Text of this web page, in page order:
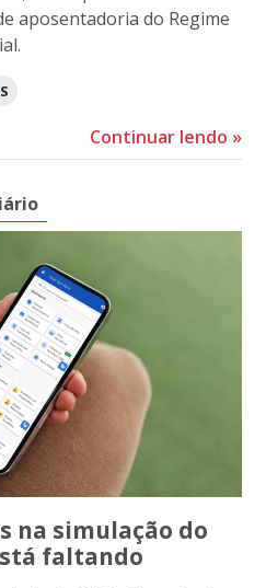
aposentadoria do Regime
Continuar lendo »
na simulação do
faltando